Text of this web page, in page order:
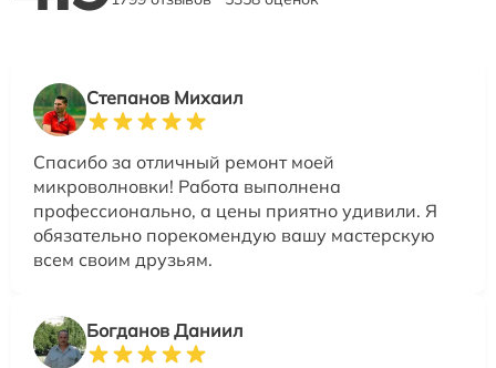
Степанов Михаил
Спасибо за отличный ремонт моей
микроволновки! Работа выполнена
профессионально, а цены приятно удивили. Я
обязательно порекомендую вашу мастерскую
всем своим друзьям.
Богданов Даниил